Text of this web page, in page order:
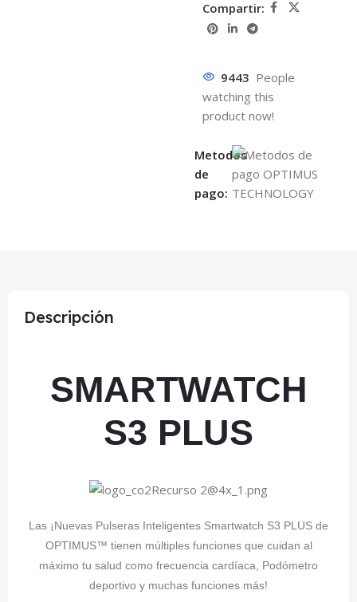
Compartir:
9443 People
watching this
product now!
Metodos
de
pago:
Descripción
SMARTWATCH
S3 PLUS
Las ¡Nuevas Pulseras Inteligentes Smartwatch S3 PLUS de
OPTIMUS™ tienen múltiples funciones que cuidan al
máximo tu salud como frecuencia cardíaca, Podómetro
deportivo y muchas funciones más!